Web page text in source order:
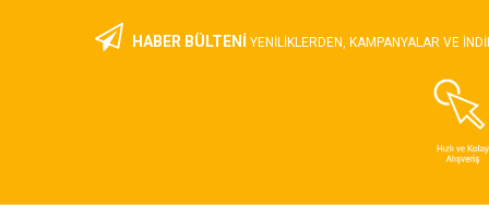
HABER BÜLTENİ YENILIKLERDEN, KAMPANYALAR VE